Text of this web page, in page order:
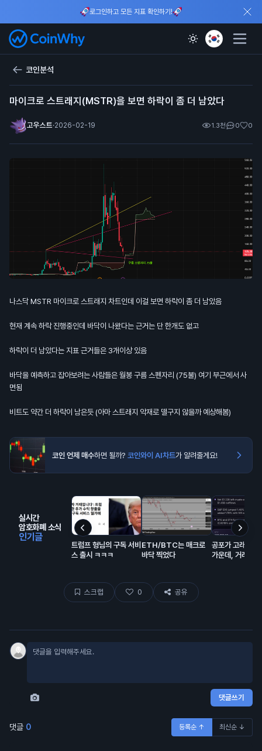
로그인하고 모든 지표 확인하기!
코인분석
마이크로 스트래지(MSTR)을 보면 하락이 좀 더 남았다
고우스트·2026-02-19 1.3천 0 0
나스닥 MSTR 마이크로 스트래지 차트인데 이걸 보면 하락이 좀 더 남았음
현재 계속 하락 진행중인데 바닥이 나왔다는 근거는 단 한개도 없고
하락이 더 남았다는 지표 근거들은 3개이상 있음
바닥을 예측하고 잡아보려는 사람들은 월봉 구름 스펜자리 (75불) 여기 부근에서 사
면됨
비트도 약간 더 하락이 남은듯 (아마 스트래지 악재로 떨구지 않을까 예상해봄)
코인 언제 매수하면 될까? 코인와이 AI차트가 알려줄게요!
실시간
암호화폐 소식
인기글
트럼프 형님의 구독 서비
스 출시 ㅋㅋㅋ
ETH/BTC는 매크로
바닥 찍었다
공포가 고래 매
가운데, 거래소
스크랩 0 공유
댓글쓰기
댓글 0 등록순 ↑ 최신순 ↓